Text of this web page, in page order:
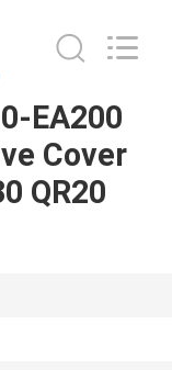
EA200
Cover
QR20